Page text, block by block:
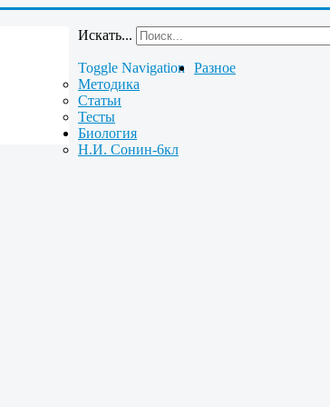
Искать...
Toggle Navigation
Разное
Методика
Статьи
Тесты
Биология
Н.И. Сонин-6кл